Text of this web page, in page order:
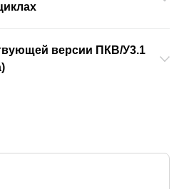
версии ПКВ/У3.1